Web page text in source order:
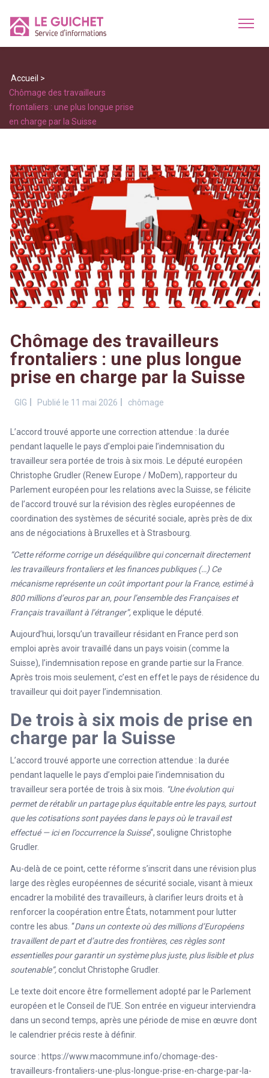
Accueil >
Chômage des travailleurs
frontaliers : une plus longue prise
en charge par la Suisse
Chômage des travailleurs
frontaliers : une plus longue
prise en charge par la Suisse
GIG Publié le 11 mai 2026 chômage
L’accord trouvé apporte une correction attendue : la durée
pendant laquelle le pays d’emploi paie l’indemnisation du
travailleur sera portée de trois à six mois. Le député européen
Christophe Grudler (Renew Europe / MoDem), rapporteur du
Parlement européen pour les relations avec la Suisse, se félicite
de l’accord trouvé sur la révision des règles européennes de
coordination des systèmes de sécurité sociale, après près de dix
ans de négociations à Bruxelles et à Strasbourg.
“Cette réforme corrige un déséquilibre qui concernait directement
les travailleurs frontaliers et les finances publiques (…) Ce
mécanisme représente un coût important pour la France, estimé à
800 millions d’euros par an, pour l’ensemble des Françaises et
Français travaillant à l’étranger”,explique le député.
Aujourd’hui, lorsqu’un travailleur résidant en France perd son
emploi après avoir travaillé dans un pays voisin (comme la
Suisse), l’indemnisation repose en grande partie sur la France.
Après trois mois seulement, c’est en effet le pays de résidence du
travailleur qui doit payer l’indemnisation.
De trois à six mois de prise en
charge par la Suisse
L’accord trouvé apporte une correction attendue : la durée
pendant laquelle le pays d’emploi paie l’indemnisation du
travailleur sera portée de trois à six mois. “Une évolution qui
permet de rétablir un partage plus équitable entre les pays, surtout
que les cotisations sont payées dans le pays où le travail est
effectué — ici en l’occurrence la Suisse“, souligne Christophe
Grudler.
Au-delà de ce point, cette réforme s’inscrit dans une révision plus
large des règles européennes de sécurité sociale, visant à mieux
encadrer la mobilité des travailleurs, à clarifier leurs droits et à
renforcer la coopération entre États, notamment pour lutter
contre les abus. “Dans un contexte où des millions d’Européens
travaillent de part et d’autre des frontières, ces règles sont
essentielles pour garantir un système plus juste, plus lisible et plus
soutenable”,conclut Christophe Grudler.
Le texte doit encore être formellement adopté par le Parlement
européen et le Conseil de l’UE. Son entrée en vigueur interviendra
dans un second temps, après une période de mise en œuvre dont
le calendrier précis reste à définir.
source : https://www.macommune.info/chomage-des-
travailleurs-frontaliers-une-plus-longue-prise-en-charge-par-la-